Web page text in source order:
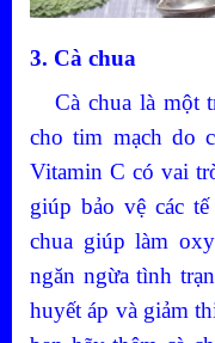
3. Cà chua
Cà chua là một
cho tim mạch do
Vitamin C có vai
giúp bảo vệ các
chua giúp làm
ngăn ngừa tình
huyết áp và giảm